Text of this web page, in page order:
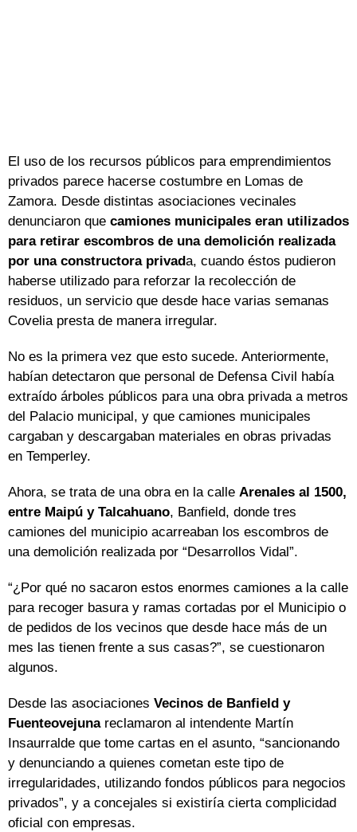
El uso de los recursos públicos para emprendimientos
privados parece hacerse costumbre en Lomas de
Zamora. Desde distintas asociaciones vecinales
denunciaron que camiones municipales eran utilizados
para retirar escombros de una demolición realizada
por una constructora privada, cuando éstos pudieron
haberse utilizado para reforzar la recolección de
residuos, un servicio que desde hace varias semanas
Covelia presta de manera irregular.
No es la primera vez que esto sucede. Anteriormente,
habían detectaron que personal de Defensa Civil había
extraído árboles públicos para una obra privada a metros
del Palacio municipal, y que camiones municipales
cargaban y descargaban materiales en obras privadas
en Temperley.
Ahora, se trata de una obra en la calle Arenales al 1500,
entre Maipú y Talcahuano, Banfield, donde tres
camiones del municipio acarreaban los escombros de
una demolición realizada por “Desarrollos Vidal”.
“¿Por qué no sacaron estos enormes camiones a la calle
para recoger basura y ramas cortadas por el Municipio o
de pedidos de los vecinos que desde hace más de un
mes las tienen frente a sus casas?”, se cuestionaron
algunos.
Desde las asociaciones Vecinos de Banfield y
Fuenteovejunareclamaron al intendente Martín
Insaurralde que tome cartas en el asunto, “sancionando
y denunciando a quienes cometan este tipo de
irregularidades, utilizando fondos públicos para negocios
privados”, y a concejales si existiría cierta complicidad
oficial con empresas.